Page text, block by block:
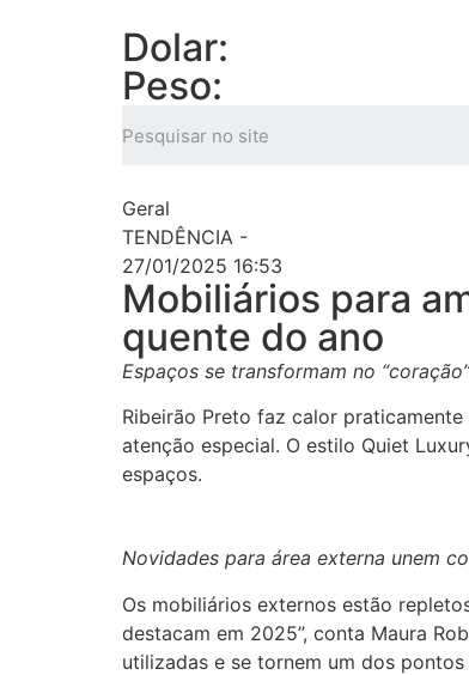
Dolar:
Peso:
Geral
TENDÊNCIA -
27/01/2025 16:53
Mobiliários para
quente do ano
Espaços se transformam no
Ribeirão Preto faz calor
atenção especial. O estilo Quiet
espaços.
Novidades para área externa unem
Os mobiliários externos estão
destacam em 2025”, conta Maura
utilizadas e se tornem um dos